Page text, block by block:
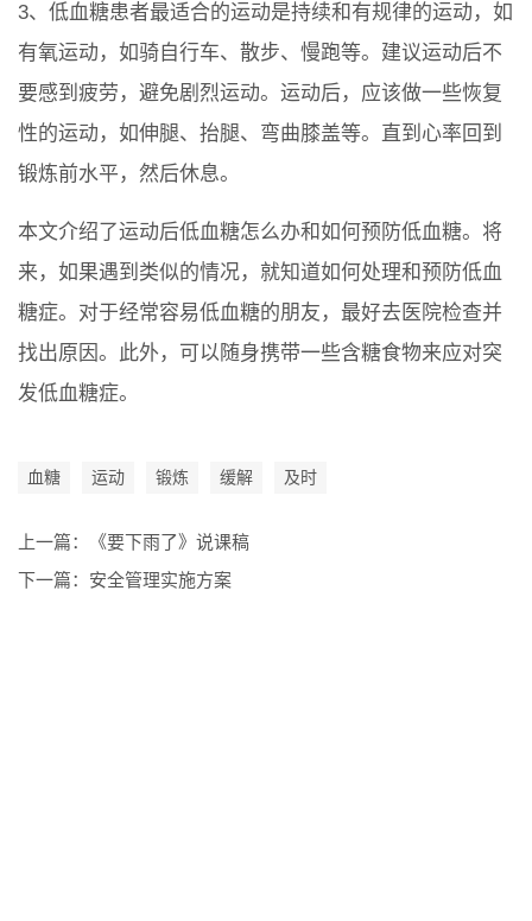
3、低血糖患者最适合的运动是持续和有规律的运动，如
有氧运动，如骑自行车、散步、慢跑等。建议运动后不
要感到疲劳，避免剧烈运动。运动后，应该做一些恢复
性的运动，如伸腿、抬腿、弯曲膝盖等。直到心率回到
锻炼前水平，然后休息。
本文介绍了运动后低血糖怎么办和如何预防低血糖。将
来，如果遇到类似的情况，就知道如何处理和预防低血
糖症。对于经常容易低血糖的朋友，最好去医院检查并
找出原因。此外，可以随身携带一些含糖食物来应对突
发低血糖症。
血糖 运动 锻炼 缓解 及时
上一篇：
《要下雨了》说课稿
下一篇： 安全管理实施方案